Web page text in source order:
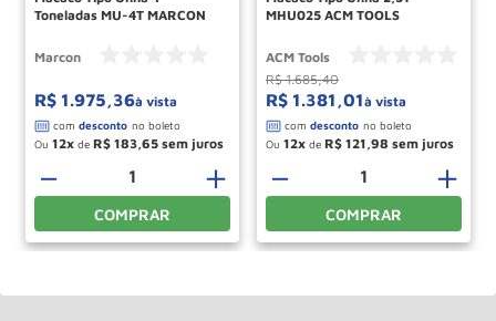
Toneladas MU-4T MARCON
Marcon
R$ 1.975,36à vista
Ou 12 de R$ 183,65
＋
－
COMPRAR
MHU025 ACM TOOLS
ACM Tools
R$ 1.685,40
R$ 1.381 ,01à vista
Ou 12 de R$ 121,98
＋
－
COMPRAR